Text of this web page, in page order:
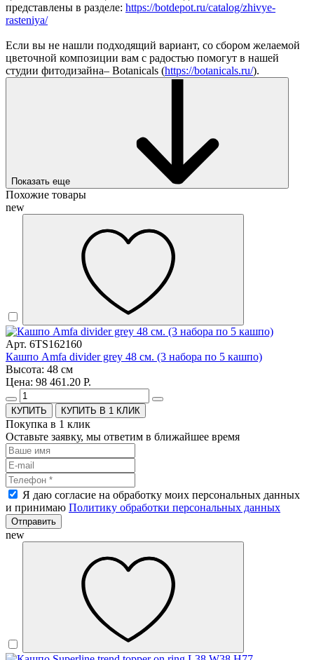
представлены в разделе: https://botdepot.ru/catalog/zhivye-
rasteniya/
Если вы не нашли подходящий вариант, со сбором желаемой
цветочной композиции вам с радостью помогут в нашей
студии фитодизайна– Botanicals (https://botanicals.ru/).
Показать еще
Похожие товары
new
Арт. 6TS162160
Кашпо Amfa divider grey 48 см. (3 набора по 5 кашпо)
Высота: 48 см
Цена: 98 461.20 Р.
КУПИТЬ В 1 КЛИК
Покупка в 1 клик
Оставьте заявку, мы ответим в ближайшее время
Я даю согласие на обработку моих персональных данных
и принимаю Политику обработки персональных данных
Отправить
new